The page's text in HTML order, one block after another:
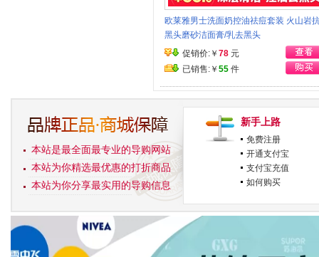
欧莱雅男士洗面奶控油祛痘套装 火山岩
黑头磨砂洁面膏/乳去黑头
促销价:￥ 78 元
已销售:￥ 55 件
本站是最全面最专业的导购网站
本站为你精选最优惠的打折商品
本站为你分享最实用的导购信息
新手上路
免费注册
开通支付宝
支付宝充值
如何购买